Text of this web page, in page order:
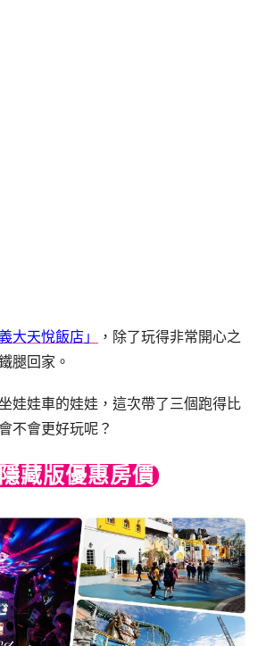
義大天悅飯店」
，除了玩得非常開心之
腿回家。
娃娃車的娃娃，這次帶了三個跑得比
不會更好玩呢？
藏版優惠房價